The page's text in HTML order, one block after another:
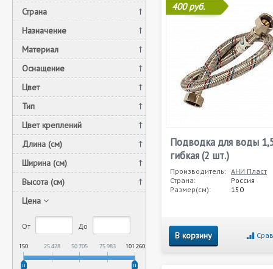
Страна
Назначение
Материал
Оснащение
Цвет
Тип
Цвет креплений
Длина (см)
Ширина (см)
Высота (см)
Цена
От До
150 25 428 50 705 75 983 101 260
400 руб.
Подводка для воды
гибкая (2 шт.)
Производитель: АНИ Пласт
Страна:
Россия
Размер(см):
150
В корзину